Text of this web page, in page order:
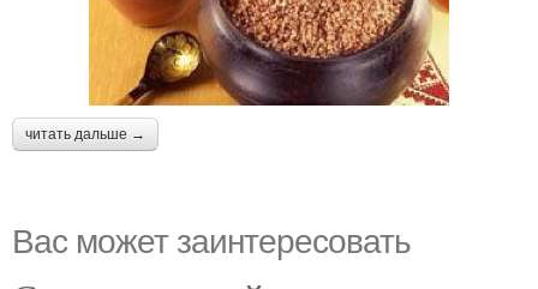
читать дальше →
Вас может заинтересовать